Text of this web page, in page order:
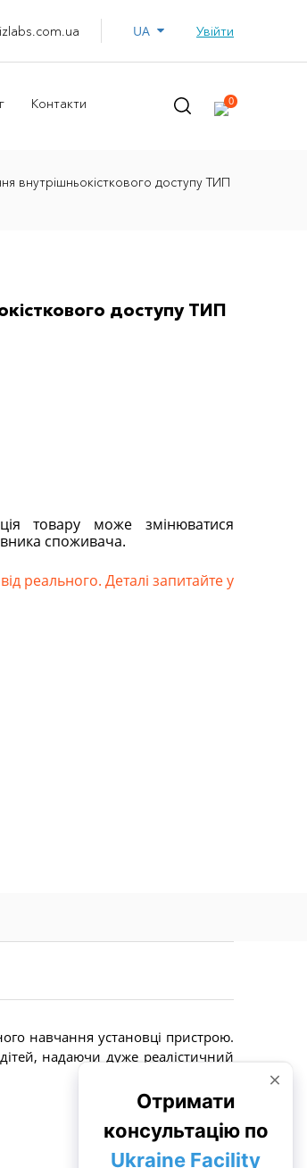
Увійти
Контакти 0
внутрішньокісткового доступу ТИП
доступу ТИП
товару може змінюватися
споживача.
реального. Деталі запитайте у
навчання установці пристрою.
надаючи дуже реалістичний